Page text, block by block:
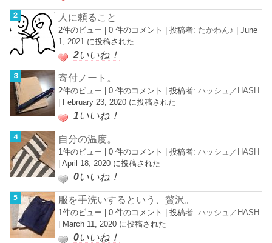
人に頼ること
2件のビュー |0 件のコメント |投稿者: たかわん♪ |June
1, 2021 に投稿された
2いいね！
寄付ノート。
2件のビュー |0 件のコメント |投稿者:ハッシュ／HASH
February 23, 2020 に投稿された
1 いいね！
自分の温度。
1件のビュー |0 件のコメント |投稿者:ハッシュ／HASH
|April 18, 2020 に投稿された
0いいね！
服を手洗いするという、贅沢。
1件のビュー |0 件のコメント |投稿者:ハッシュ／HASH
March 11, 2020 に投稿された
0いいね！